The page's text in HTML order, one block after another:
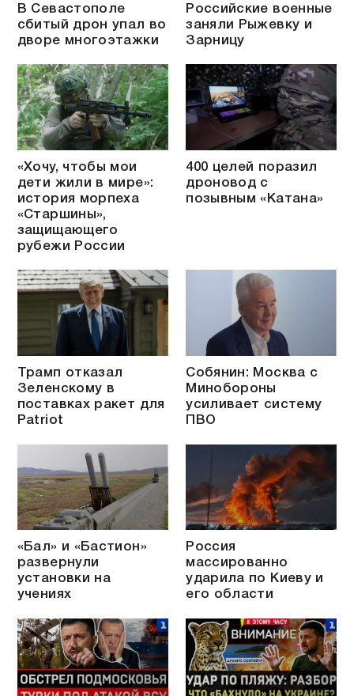
В Севастополе
сбитый дрон упал во
дворе многоэтажки
Российские военные
заняли Рыжевку и
Зарницу
«Хочу, чтобы мои
дети жили в мире»:
история морпеха
«Старшины»,
защищающего
рубежи России
400 целей поразил
дроновод с
позывным «Катана»
Трамп отказал
Зеленскому в
поставках ракет для
Patriot
Собянин: Москва с
Минобороны
усиливает систему
ПВО
«Бал» и «Бастион»
развернули
установки на
учениях
Россия
массированно
ударила по Киеву и
его области